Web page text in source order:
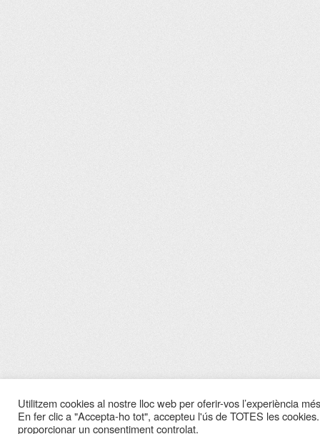
Utilitzem cookies al nostre lloc web per oferir-vos l’experiència
En fer clic a "Accepta-ho tot", accepteu l'ús de TOTES les
proporcionar un consentiment controlat.